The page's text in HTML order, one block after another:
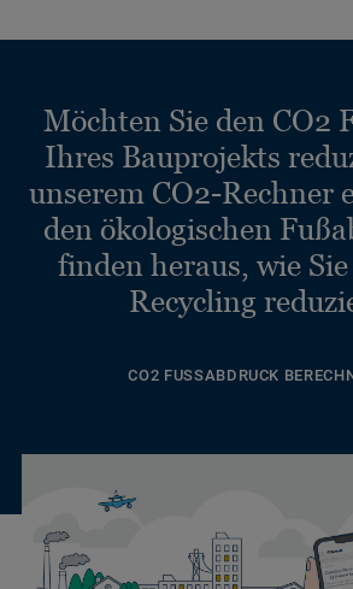
Möchten Sie den CO2
Ihres Bauprojekts
unserem CO2-Rechner
den ökologischen
finden heraus, wie
Recycling
CO2 FUSSABDRUCK